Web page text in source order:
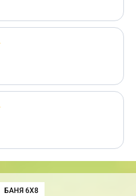
CURRENT:
БАНЯ 6Х8